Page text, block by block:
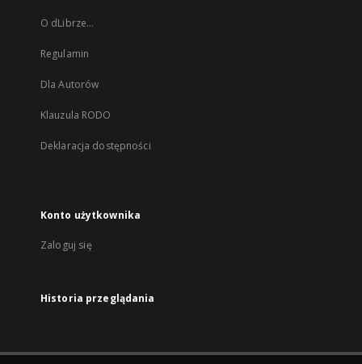
O dLibrze...
Regulamin
Dla Autorów
Klauzula RODO
Deklaracja dostępności
Konto użytkownika
Zaloguj się
Historia przeglądania